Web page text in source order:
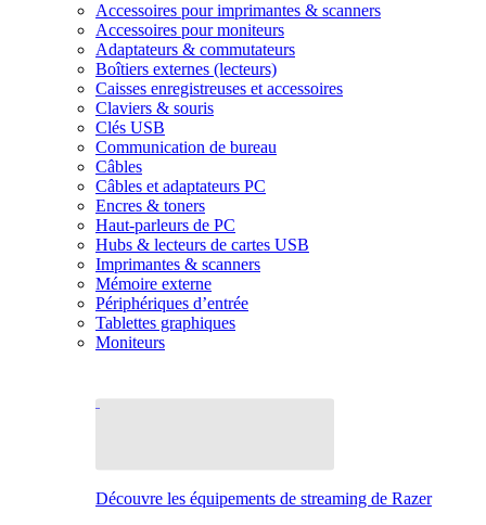
Accessoires pour imprimantes & scanners
Accessoires pour moniteurs
Adaptateurs & commutateurs
Boîtiers externes (lecteurs)
Caisses enregistreuses et accessoires
Claviers & souris
Clés USB
Communication de bureau
Câbles
Câbles et adaptateurs PC
Encres & toners
Haut-parleurs de PC
Hubs & lecteurs de cartes USB
Imprimantes & scanners
Mémoire externe
Périphériques d’entrée
Tablettes graphiques
Moniteurs
Découvre les équipements de streaming de Razer